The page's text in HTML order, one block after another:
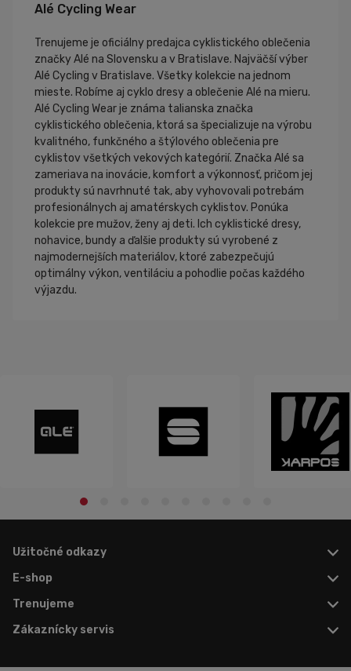
Alé Cycling Wear
Trenujeme je oficiálny predajca cyklistického oblečenia
značky Alé na Slovensku a v Bratislave. Najväčší výber
Alé Cycling v Bratislave. Všetky kolekcie na jednom
mieste. Robíme aj cyklo dresy a oblečenie Alé na mieru.
Alé Cycling Wear je známa talianska značka
cyklistického oblečenia, ktorá sa špecializuje na výrobu
kvalitného, funkčného a štýlového oblečenia pre
cyklistov všetkých vekových kategórií. Značka Alé sa
zameriava na inovácie, komfort a výkonnosť, pričom jej
produkty sú navrhnuté tak, aby vyhovovali potrebám
profesionálnych aj amatérskych cyklistov. Ponúka
kolekcie pre mužov, ženy aj deti. Ich cyklistické dresy,
nohavice, bundy a ďalšie produkty sú vyrobené z
najmodernejších materiálov, ktoré zabezpečujú
optimálny výkon, ventiláciu a pohodlie počas každého
výjazdu.
Užitočné odkazy
E-shop
Trenujeme
Zákaznícky servis